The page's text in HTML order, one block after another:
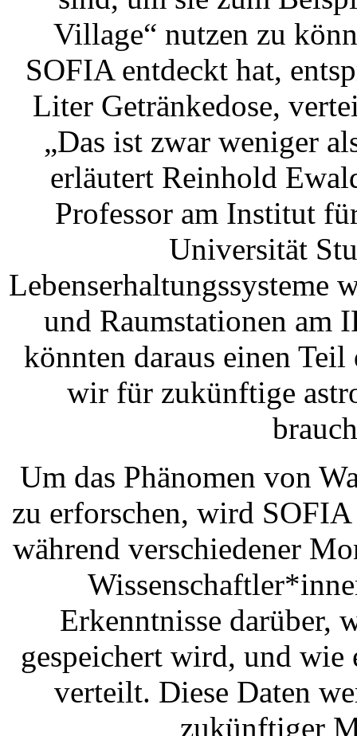
Village“ nutzen zu
SOFIA entdeckt hat,
Liter Getränkedose,
„Das ist zwar weniger
erläutert Reinhold
Professor am Institut
Universität
Lebenserhaltungssysteme
und Raumstationen am
könnten daraus einen
wir für zukünftige
Um das Phänomen von
zu erforschen, wird SOFIA
während verschiedener
Erkenntnisse darüber,
gespeichert wird, und wie
verteilt. Diese Daten
zukünftiger